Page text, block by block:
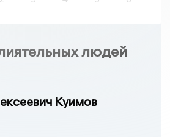
людей
Куимов